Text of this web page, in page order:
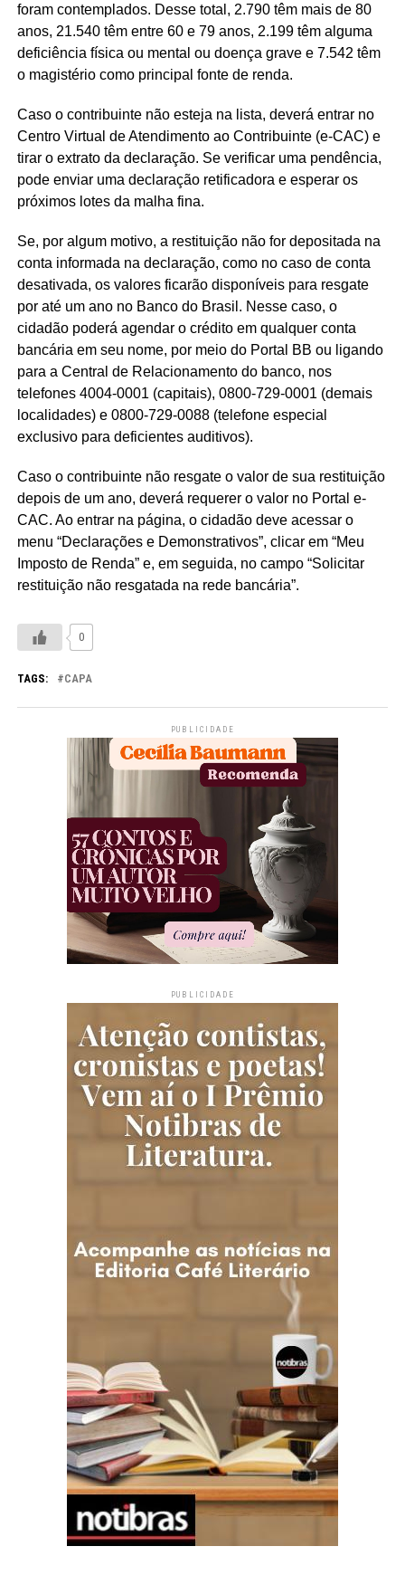
foram contemplados. Desse total, 2.790 têm mais de 80
anos, 21.540 têm entre 60 e 79 anos, 2.199 têm alguma
deficiência física ou mental ou doença grave e 7.542 têm
o magistério como principal fonte de renda.
Caso o contribuinte não esteja na lista, deverá entrar no
Centro Virtual de Atendimento ao Contribuinte (e-CAC) e
tirar o extrato da declaração. Se verificar uma pendência,
pode enviar uma declaração retificadora e esperar os
próximos lotes da malha fina.
Se, por algum motivo, a restituição não for depositada na
conta informada na declaração, como no caso de conta
desativada, os valores ficarão disponíveis para resgate
por até um ano no Banco do Brasil. Nesse caso, o
cidadão poderá agendar o crédito em qualquer conta
bancária em seu nome, por meio do Portal BB ou ligando
para a Central de Relacionamento do banco, nos
telefones 4004-0001 (capitais), 0800-729-0001 (demais
localidades) e 0800-729-0088 (telefone especial
exclusivo para deficientes auditivos).
Caso o contribuinte não resgate o valor de sua restituição
depois de um ano, deverá requerer o valor no Portal e-
CAC. Ao entrar na página, o cidadão deve acessar o
menu “Declarações e Demonstrativos”, clicar em “Meu
Imposto de Renda” e, em seguida, no campo “Solicitar
restituição não resgatada na rede bancária”.
0
TAGS: CAPA
PUBLICIDADE
PUBLICIDADE